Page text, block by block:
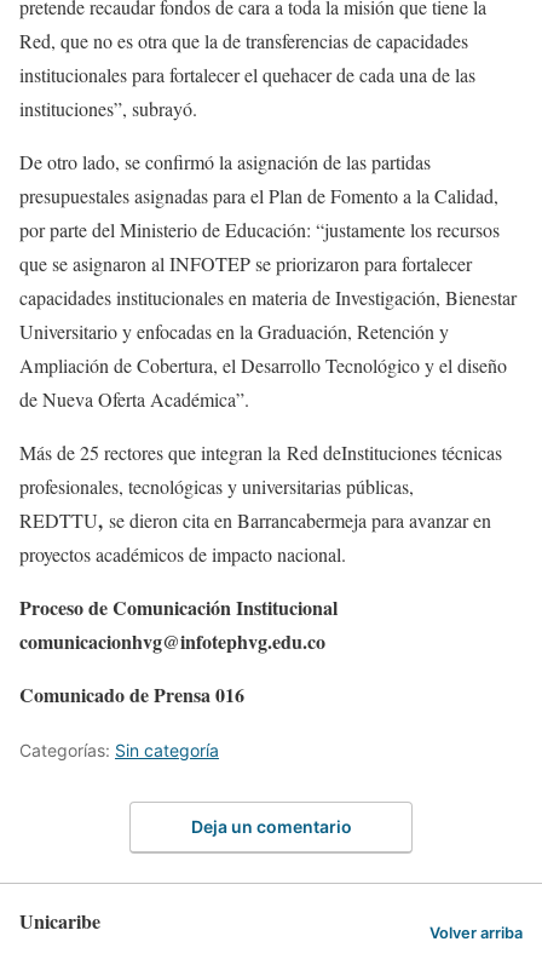
pretende recaudar fondos de cara a toda la misión que tiene la
Red, que no es otra que la de transferencias de capacidades
institucionales para fortalecer el quehacer de cada una de las
instituciones”, subrayó.
De otro lado, se confirmó la asignación de las partidas
presupuestales asignadas para el Plan de Fomento a la Calidad,
por parte del Ministerio de Educación: “justamente los recursos
que se asignaron al INFOTEP se priorizaron para fortalecer
capacidades institucionales en materia de Investigación, Bienestar
Universitario y enfocadas en la Graduación, Retención y
Ampliación de Cobertura, el Desarrollo Tecnológico y el diseño
de Nueva Oferta Académica”.
Más de 25 rectores que integran la Red deInstituciones técnicas
profesionales, tecnológicas y universitarias públicas,
REDTTU, se dieron cita en Barrancabermeja para avanzar en
proyectos académicos de impacto nacional.
Proceso de Comunicación Institucional
comunicacionhvg@infotephvg.edu.co
Comunicado de Prensa 016
Categorías: Sin categoría
Deja un comentario
Unicaribe Volver arriba